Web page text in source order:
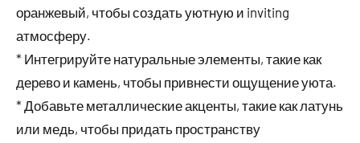
оранжевый, чтобы создать уютную и inviting
атмосферу.
* Интегрируйте натуральные элементы, такие как
дерево и камень, чтобы привнести ощущение уюта.
* Добавьте металлические акценты, такие как латунь
или медь, чтобы придать пространству